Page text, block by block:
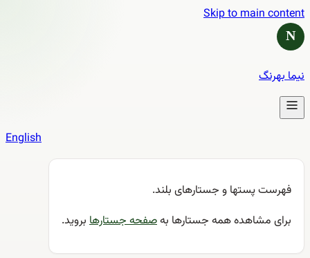
Skip to main content
N
نیما بهرنگ
English
فهرست پستها و جستارهای بلند.
برای مشاهده همه جستارها بهصفحه جستارها بروید.